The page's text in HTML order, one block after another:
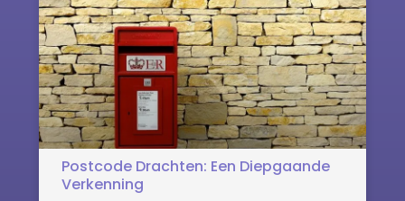
Postcode Drachten: Een Diepgaande
Verkenning